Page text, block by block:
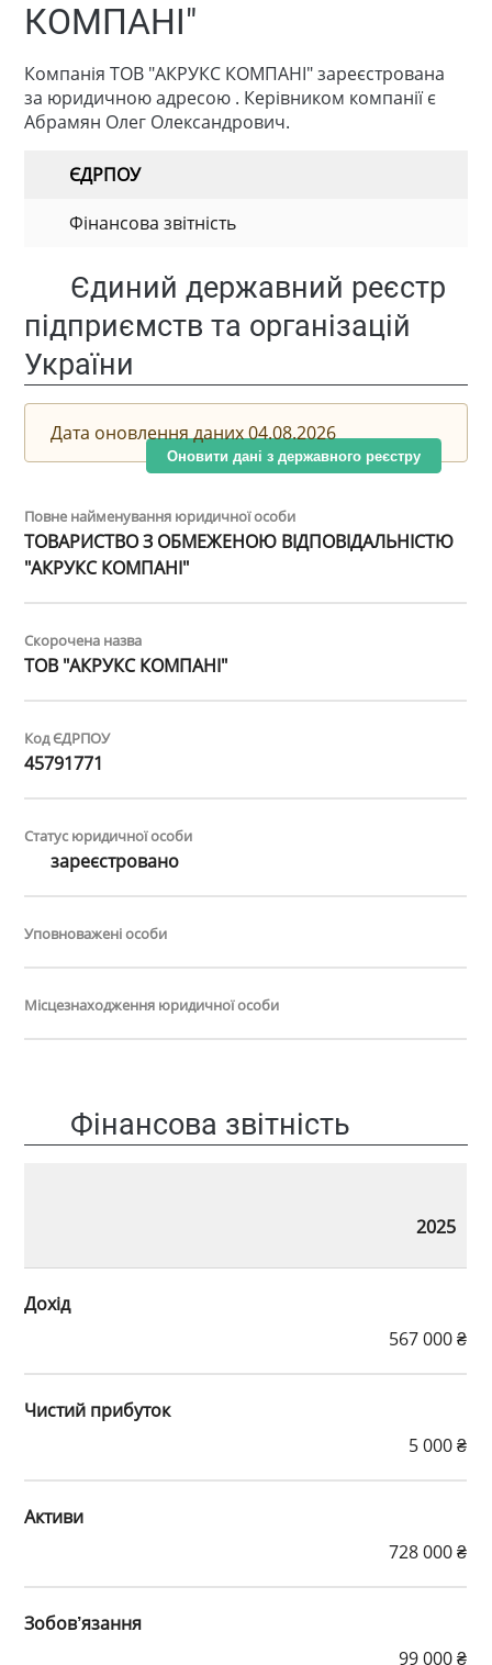
КОМПАНІ"
Компанія ТОВ "АКРУКС КОМПАНІ" зареєстрована
за юридичною адресою . Керівником компанії є
Абрамян Олег Олександрович.
ЄДРПОУ
Фінансова звітність
Єдиний державний реєстр
підприємств та організацій
України
Дата оновлення даних 04.08.2026
Оновити дані з державного реєстру
Повне найменування юридичної особи
ТОВАРИСТВО З ОБМЕЖЕНОЮ ВІДПОВІДАЛЬНІСТЮ
"АКРУКС КОМПАНІ"
Скорочена назва
ТОВ "АКРУКС КОМПАНІ"
Код ЄДРПОУ
45791771
Статус юридичної особи
зареєстровано
Уповноважені особи
Місцезнаходження юридичної особи
Фінансова звітність
2025
Дохід
567 000 ₴
Чистий прибуток
5 000 ₴
Активи
728 000 ₴
Зобов’язання
99 000 ₴